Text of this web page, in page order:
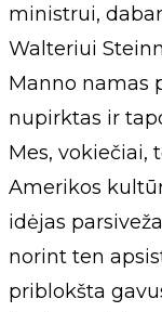
ministrui,
Walteriui
Manno namas
nupirktas ir
Mes, vokiečiai,
Amerikos
idėjas
norint ten
priblokšta